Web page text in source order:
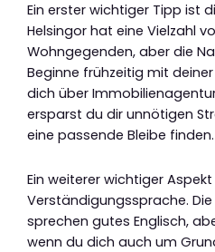
Ein erster wichtiger Tipp ist
Helsingor hat eine Vielzahl
Wohngegenden, aber die
Beginne frühzeitig mit
dich über
ersparst du dir unnötigen
eine passende Bleibe finden.
Ein weiterer wichtiger
Verständigungssprache.
sprechen gutes Englisch,
wenn du dich auch um